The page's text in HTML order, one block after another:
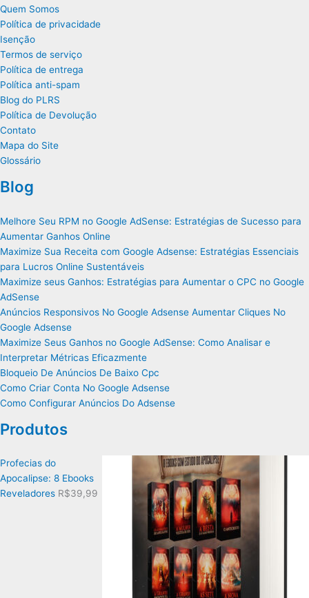
Quem Somos
Política de privacidade
Isenção
Termos de serviço
Política de entrega
Política anti-spam
Blog do PLRS
Política de Devolução
Contato
Mapa do Site
Glossário
Blog
Melhore Seu RPM no Google AdSense: Estratégias de Sucesso para
Aumentar Ganhos Online
Maximize Sua Receita com Google Adsense: Estratégias Essenciais
para Lucros Online Sustentáveis
Maximize seus Ganhos: Estratégias para Aumentar o CPC no Google
AdSense
Anúncios Responsivos No Google Adsense Aumentar Cliques No
Google Adsense
Maximize Seus Ganhos no Google AdSense: Como Analisar e
Interpretar Métricas Eficazmente
Bloqueio De Anúncios De Baixo Cpc
Como Criar Conta No Google Adsense
Como Configurar Anúncios Do Adsense
Produtos
Profecias do
Apocalipse: 8 Ebooks
Reveladores R$39,99